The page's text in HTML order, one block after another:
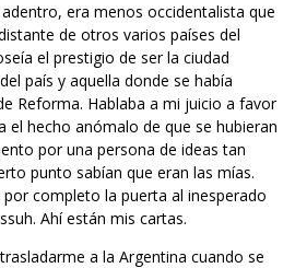
era menos occidentalista que
de otros varios países del
el prestigio de ser la ciudad
país y aquella donde se había
Reforma. Hablaba a mi juicio a favor
el hecho anómalo de que se hubieran
por una persona de ideas tan
punto sabían que eran las mías.
completo la puerta al inesperado
Ahí están mis cartas.
a la Argentina cuando se